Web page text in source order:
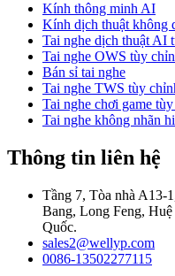
Kính thông minh AI
Kính dịch thuật không
Tai nghe dịch thuật AI
Tai nghe OWS tùy
Bán sỉ tai nghe
Tai nghe TWS tùy
Tai nghe chơi game
Tai nghe không nhãn
Thông tin liên hệ
Tầng 7, Tòa nhà A13-
Bang, Long Feng,
Quốc.
sales2@wellyp.com
0086-13502277115